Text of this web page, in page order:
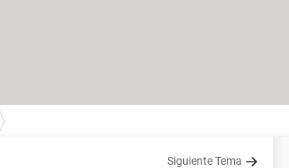
Siguiente Tema